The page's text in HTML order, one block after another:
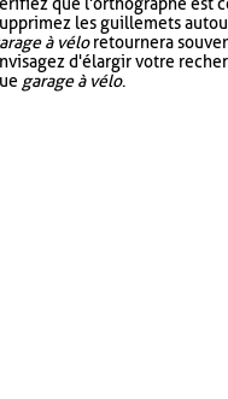
que l'orthographe est
les guillemets
à véloretournera
d'élargir votre
garage à vélo.